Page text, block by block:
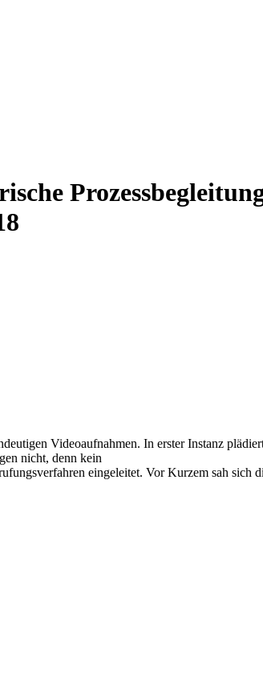
Videoaufnahmen. In erster Instanz
nicht, denn kein
eingeleitet. Vor Kurzem sah sich